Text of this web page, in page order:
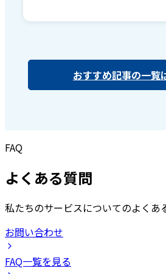
おすすめ記事の一覧
FAQ
よくある質問
私たちのサービスについてのよくあ
お問い合わせ
FAQ一覧を見る